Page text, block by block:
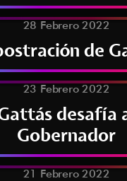
28 Febrero 2022
de
23 Febrero 2022
desafía
Gobernador
21 Febrero 2022